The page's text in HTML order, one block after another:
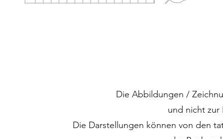
Die Abbildungen /
und nicht
Die Darstellungen können von den